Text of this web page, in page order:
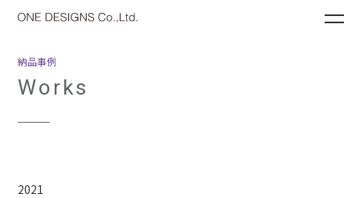
納品事例
Works
2021